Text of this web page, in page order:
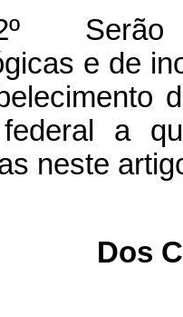
Serão
e de
a
neste
Dos